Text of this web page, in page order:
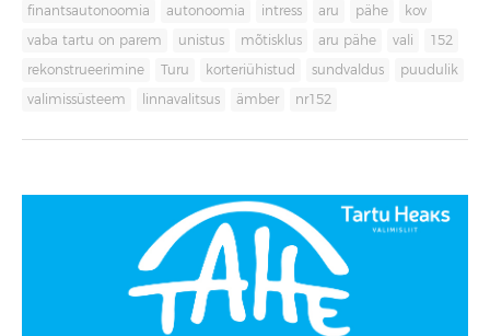
finantsautonoomia autonoomia intress aru pähe kov
vaba tartu on parem unistus mõtisklus aru pähe vali 152
rekonstrueerimine Turu korteriühistud sundvaldus puudulik
valimissüsteem linnavalitsus ämber nr152